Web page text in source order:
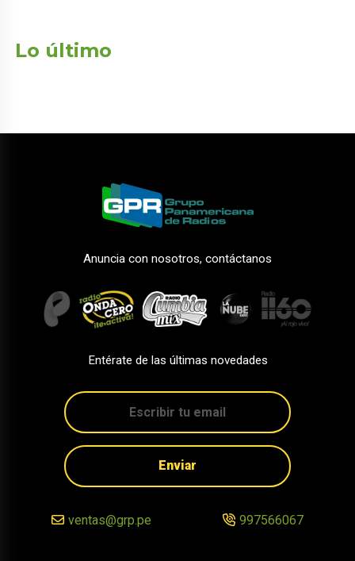
Lo último
Anuncia con nosotros, contáctanos
Entérate de las últimas novedades
Enviar
ventas@grp.pe 997566067